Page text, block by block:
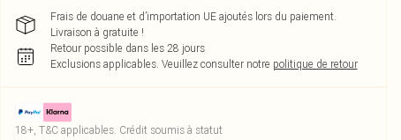
Frais de douane et d’importation UE ajoutés lors du paiement.
Livraison à gratuite !
Retour possible dans les 28 jours
Exclusions applicables. Veuillez consulter notre politique de retour
18+, T&C applicables. Crédit soumis à statut